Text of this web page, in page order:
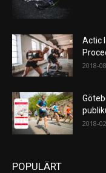
Actic
2018-
2018-
POPULÄRT